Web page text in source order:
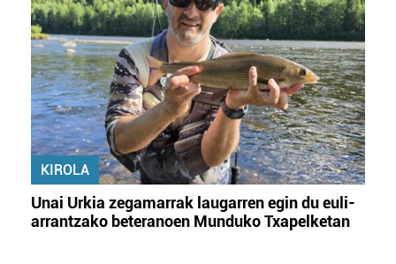
KIROLA
Unai Urkia zegamarrak laugarren egin du euli-
arrantzako beteranoen Munduko Txapelketan